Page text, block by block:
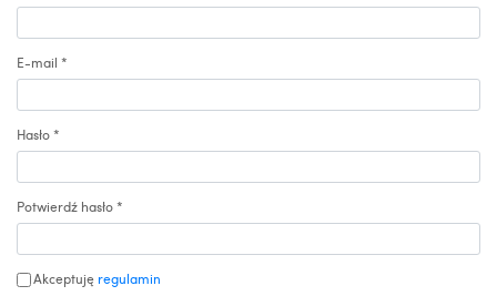
E-mail *
Hasło*
Potwierdź hasło*
Akceptuję regulamin